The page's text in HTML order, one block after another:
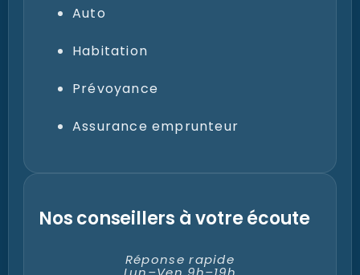
Auto
Habitation
Prévoyance
Assurance emprunteur
Nos conseillers à votre écoute
Réponse rapide